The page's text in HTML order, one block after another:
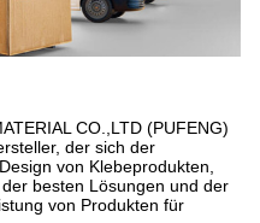
CO.,LTD (PUFENG)
der sich der
von Klebeprodukten,
besten Lösungen und der
von Produkten für